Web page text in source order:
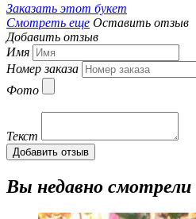
Заказать этот букет
Смотреть еще Оставить отзыв
Добавить отзыв
Имя
Номер заказа
Фото
Текст
Добавить отзыв
Вы недавно смотрели